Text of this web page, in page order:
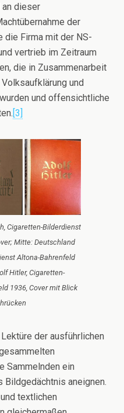
dieser
der
Firma mit der NS-
vertrieb im Zeitraum
die in Zusammenarbeit
und
und offensichtliche
[3]
Cigaretten-Bilderdienst
Mitte: Deutschland
Altona-Bahrenfeld
Hitler, Cigaretten-
1936, Cover mit Blick
der ausführlichen
Sammelnden ein
aneignen.
textlichen